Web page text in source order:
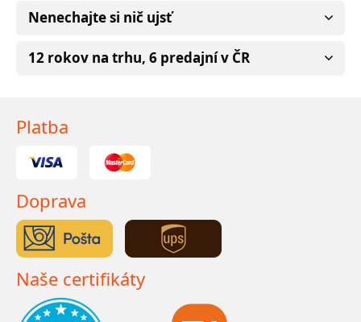
Nenechajte si nič ujsť
12 rokov na trhu, 6 predajní v ČR
Platba
Doprava
Naše certifikáty